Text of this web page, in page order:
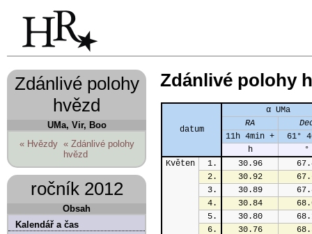
Zdánlivé polohy
hvězd
UMa, Vir, Boo
« Hvězdy « Zdánlivé polohy
hvězd
ročník 2012
Obsah
Kalendář a čas
Zdánlivé polohy
datum
α UMa
RA
11h 4min +
61°
h
°
Květen
1. 30.96
2.
30.92
3.
30.89
4.
30.84
5.
30.80
6.
30.76